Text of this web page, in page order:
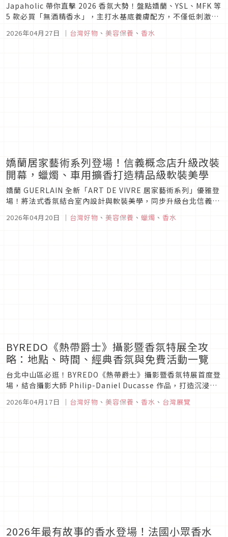
Japaholic 帶你直擊 2026 香氛大勢！盤點嬌蘭、YSL、MFK 等
5 款必買「無酒精香水」，主打水基底養膚配方，不僅低刺激、
散發清新透明感，敏感肌也能安心入手的最強推薦清單。
2026年04月27日 ｜ 台灣好物 、 美容保養 、 香水
嬌蘭居家藝術系列登場！信義概念店升級改裝
開幕，蠟燭、車用擴香打造精品級軟裝美學
嬌蘭 GUERLAIN 全新「ART DE VIVRE 居家藝術系列」優雅登
場！將法式香氛結合室內設計與軟裝美學，同步升級台北信義
結合沈浸式視覺空間與亞洲首座訂製服務精品箱，為您定義精品
2026年04月20日 ｜ 台灣好物 、 美容保養 、 蠟燭 、 香水
BYREDO《熱帶爵士》攝影暨香氛特展全攻
略：地點、時間、經典香氛與免費活動一覽
台北中山區必逛！BYREDO《熱帶爵士》攝影暨香氛特展首度登
場，結合攝影大師 Philip-Daniel Ducasse 作品，打造沉浸式
經典香氣，參與活動更可免費獲得限量香氛鑰匙圈與花禮！內含
2026年04月17日 ｜ 台灣好物 、 美容保養 、 香水 、 台灣展覽
2026年最有故事的香水登場！法國小眾香水